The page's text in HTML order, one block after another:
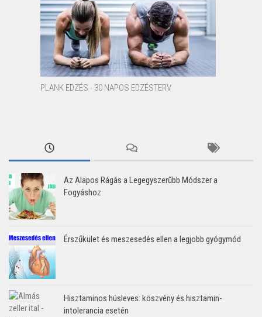
PLANK EDZÉS - 30 NAPOS EDZÉSTERV
Az Alapos Rágás a Legegyszerűbb Módszer a
Fogyáshoz
Érszűkület és meszesedés ellen a legjobb gyógymód
Hisztaminos húsleves: köszvény és hisztamin-
intolerancia esetén